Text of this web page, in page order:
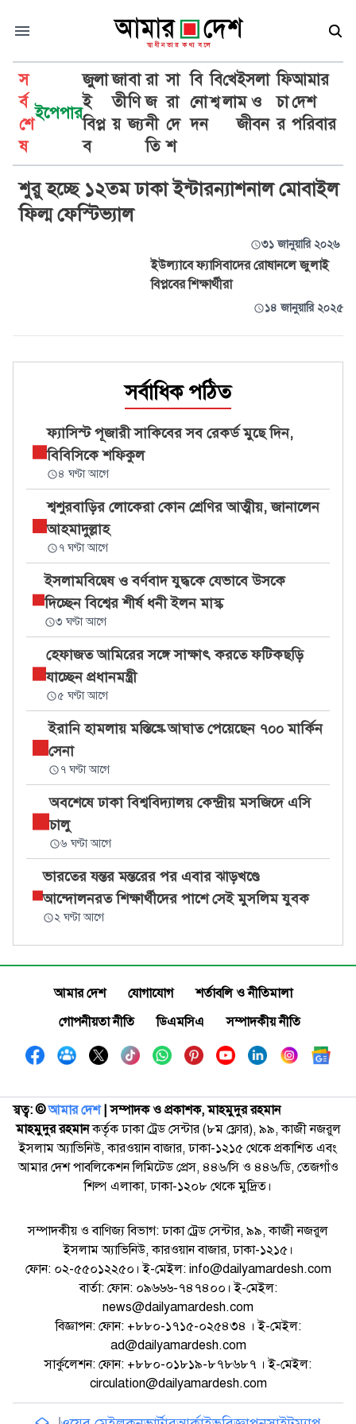
স
র্ব
শে
ষ
ইপেপার
জুলা
ই
বিপ্ল
ব
জা
তী
য়
বা
ণি
জ্য
রা
জ
নী
তি
সা
রা
দে
শ
বি
নো
দন
বি
শ্ব
খে
লা
ইসলা
ম ও
জীবন
ফি
চা
র
আমার
দেশ
পরিবার
ইউল্যাব
শুরু হচ্ছে ১২তম ঢাকা ইন্টারন্যাশনাল মোবাইল
ফিল্ম ফেস্টিভ্যাল
৩১ জানুয়ারি ২০২৬
ইউল্যাবে ফ্যাসিবাদের রোষানলে জুলাই
বিপ্লবের শিক্ষার্থীরা
১৪ জানুয়ারি ২০২৫
সর্বাধিক পঠিত
ফ্যাসিস্ট পূজারী সাকিবের সব রেকর্ড মুছে দিন,
বিবিসিকে শফিকুল
৪ ঘণ্টা আগে
শ্বশুরবাড়ির লোকেরা কোন শ্রেণির আত্মীয়, জানালেন
আহমাদুল্লাহ
৭ ঘণ্টা আগে
ইসলামবিদ্বেষ ও বর্ণবাদ যুদ্ধকে যেভাবে উসকে
দিচ্ছেন বিশ্বের শীর্ষ ধনী ইলন মাস্ক
৩ ঘণ্টা আগে
হেফাজত আমিরের সঙ্গে সাক্ষাৎ করতে ফটিকছড়ি
যাচ্ছেন প্রধানমন্ত্রী
৫ ঘণ্টা আগে
ইরানি হামলায় মস্তিষ্কে আঘাত পেয়েছেন ৭০০ মার্কিন
সেনা
৭ ঘণ্টা আগে
অবশেষে ঢাকা বিশ্ববিদ্যালয় কেন্দ্রীয় মসজিদে এসি
চালু
৬ ঘণ্টা আগে
ভারতের যন্তর মন্তরের পর এবার ঝাড়খণ্ডে
আন্দোলনরত শিক্ষার্থীদের পাশে সেই মুসলিম যুবক
২ ঘণ্টা আগে
আমার দেশ যোগাযোগ
শর্তাবলি ও নীতিমালা
গোপনীয়তা নীতি
ডিএমসিএ সম্পাদকীয় নীতি
স্বত্ব: ©️আমার দেশ| সম্পাদক ও প্রকাশক, মাহমুদুর রহমান
মাহমুদুর রহমানকর্তৃক ঢাকা ট্রেড সেন্টার (৮ম ফ্লোর), ৯৯, কাজী নজরুল
ইসলাম অ্যাভিনিউ, কারওয়ান বাজার, ঢাকা-১২১৫ থেকে প্রকাশিত এবং
আমার দেশ পাবলিকেশন লিমিটেড প্রেস, ৪৪৬/সি ও ৪৪৬/ডি, তেজগাঁও
শিল্প এলাকা, ঢাকা-১২০৮ থেকে মুদ্রিত।
সম্পাদকীয় ও বাণিজ্য বিভাগ: ঢাকা ট্রেড সেন্টার, ৯৯, কাজী নজরুল
ইসলাম অ্যাভিনিউ, কারওয়ান বাজার, ঢাকা-১২১৫।
ফোন: ০২-৫৫০১২২৫০। ই-মেইল: info@dailyamardesh.com
বার্তা: ফোন: ০৯৬৬৬-৭৪৭৪০০। ই-মেইল:
news@dailyamardesh.com
বিজ্ঞাপন: ফোন: +৮৮০-১৭১৫-০২৫৪৩৪ । ই-মেইল:
ad@dailyamardesh.com
সার্কুলেশন: ফোন: +৮৮০-০১৮১৯-৮৭৮৬৮৭ । ই-মেইল:
circulation@dailyamardesh.com